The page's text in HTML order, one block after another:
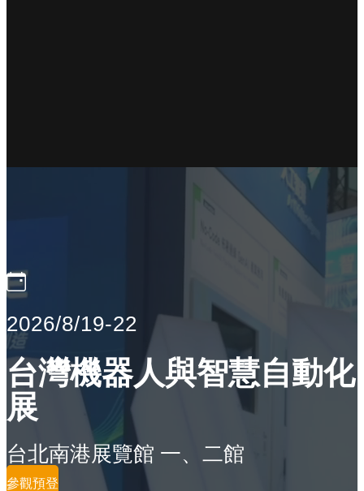
2026/8/19-22
台灣機器人與智慧自動化
展
台北南港展覽館 一、二館
參觀預登